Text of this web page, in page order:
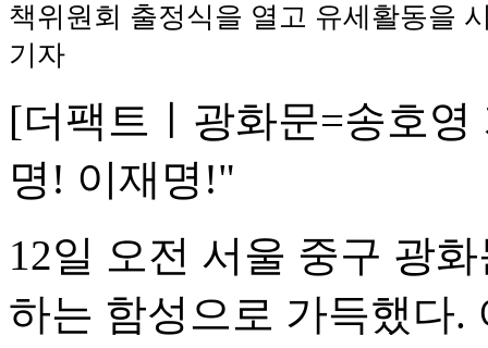
책위원회 출정식을 열고 유세활동을
기자
[더팩트ㅣ광화문=송호
명! 이재명!"
12일 오전 서울 중구 광
하는 함성으로 가득했다.